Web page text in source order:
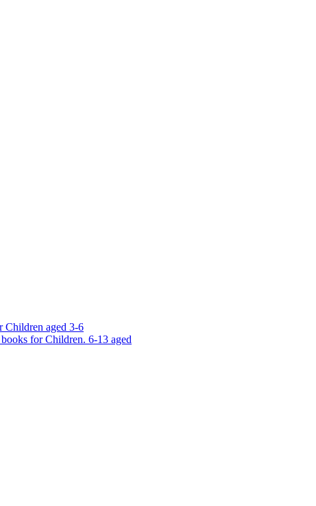
Children aged 3-6
for Children. 6-13 aged